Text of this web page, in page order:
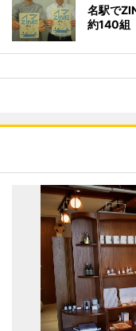
名駅で
約140組